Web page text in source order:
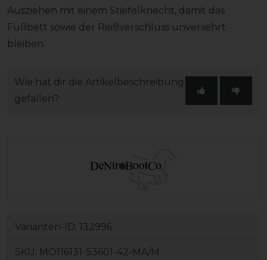
Ausziehen mit einem Stiefelknecht, damit das
Fußbett sowie der Reißverschluss unversehrt
bleiben.
Wie hat dir die Artikelbeschreibung
gefallen?
Varianten-ID: 132996
SKU: MO116131-S3601-42-MA/M